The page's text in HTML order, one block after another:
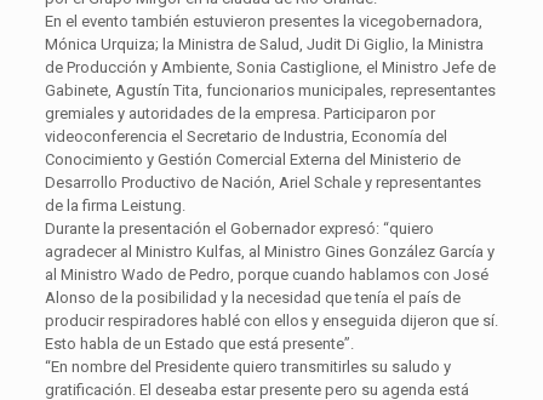
En el evento también estuvieron presentes la vicegobernadora,
Mónica Urquiza; la Ministra de Salud, Judit Di Giglio, la Ministra
de Producción y Ambiente, Sonia Castiglione, el Ministro Jefe de
Gabinete, Agustín Tita, funcionarios municipales, representantes
gremiales y autoridades de la empresa. Participaron por
videoconferencia el Secretario de Industria, Economía del
Conocimiento y Gestión Comercial Externa del Ministerio de
Desarrollo Productivo de Nación, Ariel Schale y representantes
de la firma Leistung.
Durante la presentación el Gobernador expresó: “quiero
agradecer al Ministro Kulfas, al Ministro Gines González García y
al Ministro Wado de Pedro, porque cuando hablamos con José
Alonso de la posibilidad y la necesidad que tenía el país de
producir respiradores hablé con ellos y enseguida dijeron que sí.
Esto habla de un Estado que está presente”.
“En nombre del Presidente quiero transmitirles su saludo y
gratificación. El deseaba estar presente pero su agenda está